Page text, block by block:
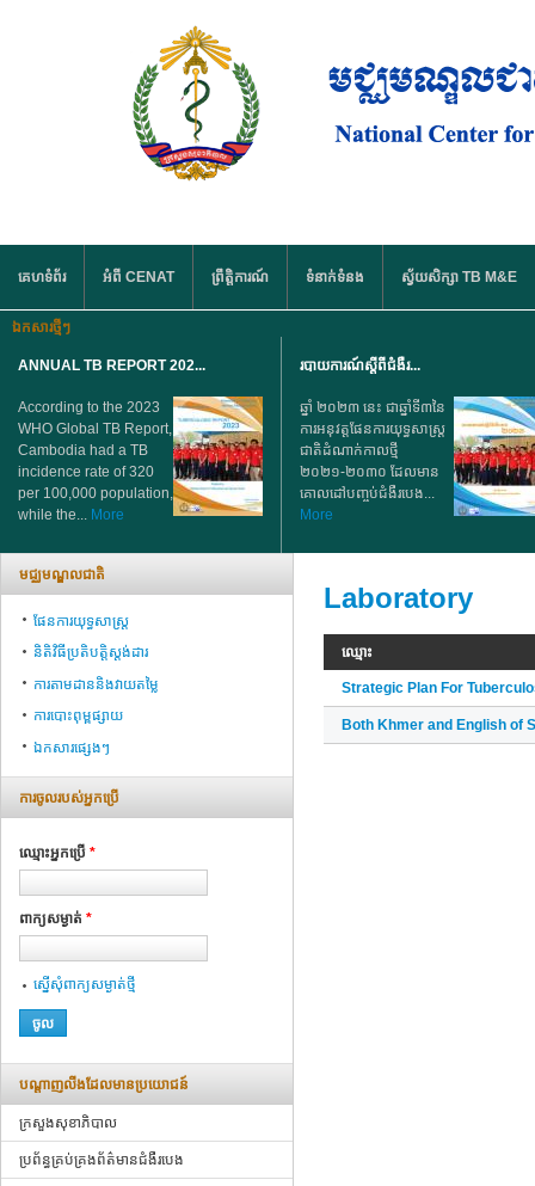
គេហទំព័រ
អំពី CENAT ព្រឹត្តិការណ៍ ទំនាក់ទំនង ស្វ័យសិក្សា TB M&E
ឯកសារថ្មីៗ
ANNUAL TB REPORT 202...
According to the 2023
WHO Global TB Report,
Cambodia had a TB
incidence rate of 320
per 100,000 population,
while the... More
របាយការណ៍ស្តីពីជំងឺរ...
ឆ្នាំ ២០២៣ នេះ ជាឆ្នាំទី៣នៃ
ការអនុវត្តផែនការយុទ្ធសាស្ត្រ
ជាតិដំណាក់កាលថ្មី
២០២១-២០៣០ ដែលមាន
គោលដៅបញ្ចប់ជំងឺរបេង...
More
Laboratory
ឈ្មោះ
Strategic Plan For
Both Khmer and English of
មជ្ឈមណ្ឌលជាតិ
ផែនការយុទ្ធសាស្ត្រ
និតិវិធីប្រតិបត្តិស្ដង់ដារ
ការតាមដាននិងវាយតម្លៃ
ការបោះពុម្ពផ្សាយ
ឯកសារផ្សេងៗ
ការ​ចូល​របស់​អ្នក​ប្រើ
ឈ្មោះអ្នក​ប្រើ *
ពាក្យ​សម្ងាត់ *
ស្នើ​សុំ​ពាក្យ​សម្ងាត់​ថ្មី
បណ្ដាញ​លីងដែលមានប្រយោជន៍
ក្រសួងសុខាភិបាល
ប្រព័ន្ធគ្រប់គ្រងព័ត៌មានជំងឺរបេង